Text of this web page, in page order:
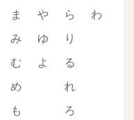
ま
み
む
め
も
や
ゆ
よ
ら
り
る
れ
ろ
わ